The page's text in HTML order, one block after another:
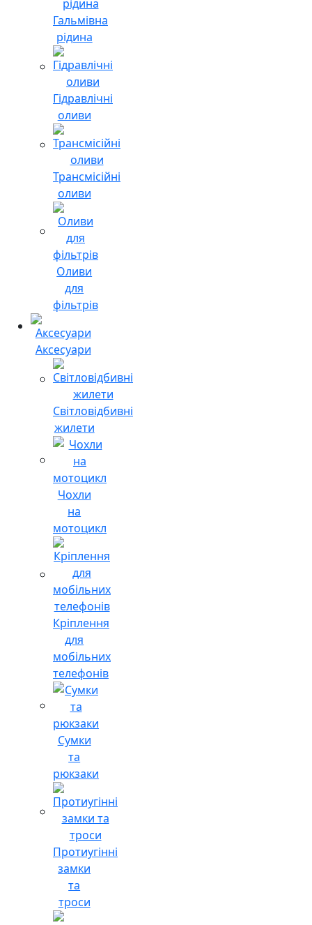
Гальмівна
рідина
Гідравлічні
оливи
Трансмісійні
оливи
Оливи
для
фільтрів
Аксесуари
Світловідбивні
жилети
Чохли
на
мотоцикл
Кріплення
для
мобільних
телефонів
Сумки
та
рюкзаки
Протиугінні
замки
та
троси